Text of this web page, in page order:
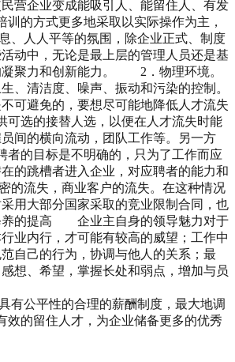
营企业变成能吸引人、能留住人、有发
的方式更多地采取以实际操作为主，
人人平等的氛围，除企业正式、制度
动中，无论是最上层的管理人员还是基
凝聚力和创新能力。 2．物理环境。
、清洁度、噪声、振动和污染的控制。
避免的，要想尽可能地降低人才流失
选的接替人选，以便在人才流失时能
间的横向流动，团队工作等。另一方
的目标是不明确的，只为了工作而应
的跳槽者进入企业，对应聘者的能力和
流失，商业客户的流失。在这种情况
用大部分国家采取的竞业限制合同，也
养的提高 企业主自身的领导魅力对于
业内行，才可能有较高的威望；工作中
自己的行为，协调与他人的关系；最
想、希望，掌握长处和弱点，增加与员
有公平性的合理的薪酬制度，最大地调
效的留住人才，为企业储备更多的优秀